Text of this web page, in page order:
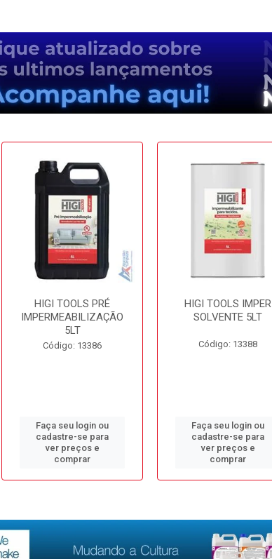
HIGI TOOLS PRÉ
IMPERMEABILIZAÇÃO
5LT
Código: 13386
Faça seu login ou
cadastre-se para
ver preços e
comprar
HIGI TOOLS IMPER
SOLVENTE 5LT
Código: 13388
Faça seu login ou
cadastre-se para
ver preços e
comprar